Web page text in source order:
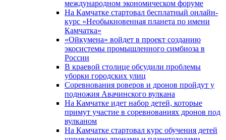
международном экономическом форуме
На Камчатке стартовал бесплатный онлайн-
курс «Необыкновенная планета по имени
Камчатка»
«Ойкумена» войдет в проект созданию
экосистемы промышленного симбиоза в
России
В краевой столице обсудили проблемы
уборки городских улиц
Соревнования роверов и дронов пройдут у
подножия Авачинского вулкана
На Камчатке идет набор детей, которые
примут участие в соревнованиях дронов под
вулканом
На Камчатке стартовал курс обучения детей